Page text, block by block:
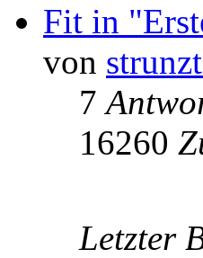
Fit in
von
7
16260
Letzter